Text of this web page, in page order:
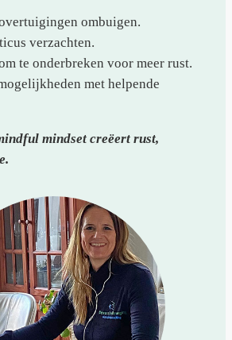
ombuigen.
verzachten.
te onderbreken voor meer rust.
met helpende
mindset creëert rust,